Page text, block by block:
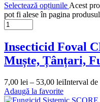
Selectează opțiunile Acest
pot fi alese în pagina
Insecticid Foval
Muște, Țânțari,
7,00 lei – 53,00 leiInterval de
Adaugă la favorite